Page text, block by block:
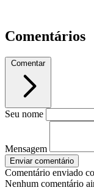
Comentários
Comentar
Seu nome
Mensagem
Enviar comentário
Comentário enviado
Nenhum comentário